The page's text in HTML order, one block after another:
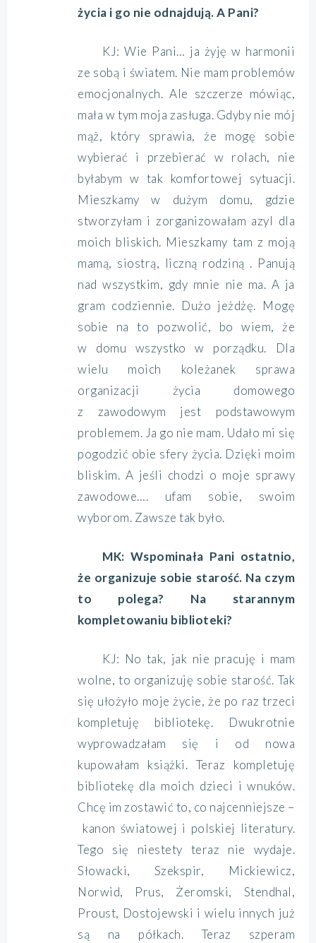
życia i go nie odnajdują. A Pani?
KJ: Wie Pani… ja żyję w harmonii
ze sobą i światem. Nie mam problemów
emocjonalnych. Ale szczerze mówiąc,
mała w tym moja zasługa. Gdyby nie mój
mąż, który sprawia, że mogę sobie
wybierać i przebierać w rolach, nie
byłabym w tak komfortowej sytuacji.
Mieszkamy w dużym domu, gdzie
stworzyłam i zorganizowałam azyl dla
moich bliskich. Mieszkamy tam z moją
mamą, siostrą, liczną rodziną . Panują
nad wszystkim, gdy mnie nie ma. A ja
gram codziennie. Dużo jeżdżę. Mogę
sobie na to pozwolić, bo wiem, że
w domu wszystko w porządku. Dla
wielu moich koleżanek sprawa
organizacji życia domowego
z zawodowym jest podstawowym
problemem. Ja go nie mam. Udało mi się
pogodzić obie sfery życia. Dzięki moim
bliskim. A jeśli chodzi o moje sprawy
zawodowe…. ufam sobie, swoim
wyborom. Zawsze tak było.
MK: Wspominała Pani ostatnio,
że organizuje sobie starość. Na czym
to polega? Na starannym
kompletowaniu biblioteki?
KJ: No tak, jak nie pracuję i mam
wolne, to organizuję sobie starość. Tak
się ułożyło moje życie, że po raz trzeci
kompletuję bibliotekę. Dwukrotnie
wyprowadzałam się i od nowa
kupowałam książki. Teraz kompletuję
bibliotekę dla moich dzieci i wnuków.
Chcę im zostawić to, co najcenniejsze –
kanon światowej i polskiej literatury.
Tego się niestety teraz nie wydaje.
Słowacki, Szekspir, Mickiewicz,
Norwid, Prus, Żeromski, Stendhal,
Proust, Dostojewski i wielu innych już
są na półkach. Teraz szperam